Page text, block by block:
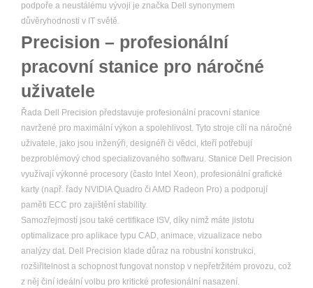
podpoře a neustálému vývoji je značka Dell synonymem
důvěryhodnosti v IT světě.
Precision – profesionální
pracovní stanice pro náročné
uživatele
Řada Dell Precision představuje profesionální pracovní stanice
navržené pro maximální výkon a spolehlivost. Tyto stroje cílí na náročné
uživatele, jako jsou inženýři, designéři či vědci, kteří potřebují
bezproblémový chod specializovaného softwaru. Stanice Dell Precision
využívají výkonné procesory (často Intel Xeon), profesionální grafické
karty (např. řady NVIDIA Quadro či AMD Radeon Pro) a podporují
paměti ECC pro zajištění stability.
Samozřejmostí jsou také certifikace ISV, díky nimž máte jistotu
optimalizace pro aplikace typu CAD, animace, vizualizace nebo
analýzy dat. Dell Precision klade důraz na robustní konstrukci,
rozšiřitelnost a schopnost fungovat nonstop v nepřetržitém provozu, což
z něj činí ideální volbu pro kritické profesionální nasazení.